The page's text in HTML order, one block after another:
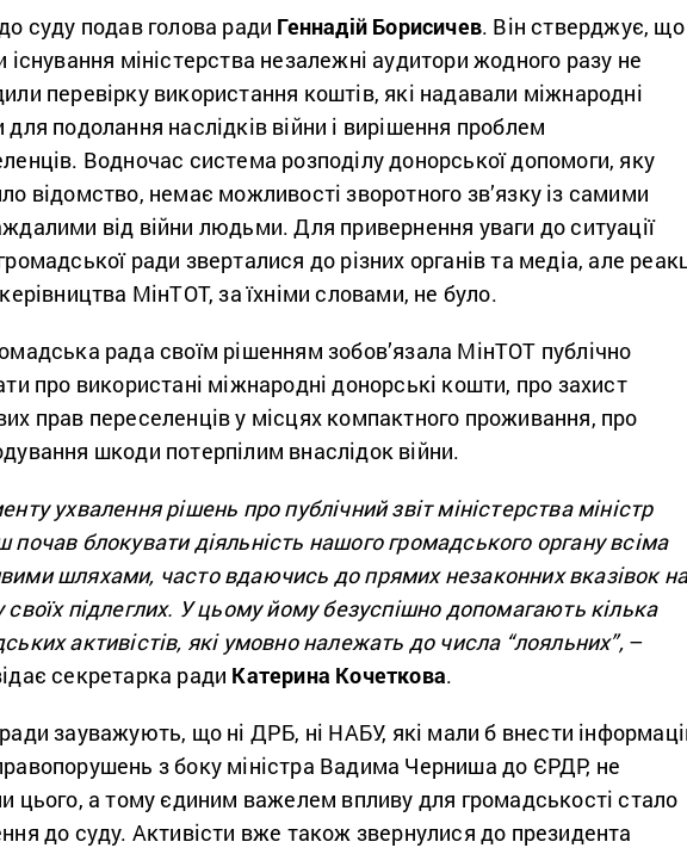
суду подав голова ради Геннадій Борисичев. Він стверджує, що
існування міністерства незалежні аудитори жодного разу не
перевірку використання коштів, які надавали міжнародні
для подолання наслідків війни і вирішення проблем
Водночас система розподілу донорської допомоги, яку
відомство, немає можливості зворотного зв’язку із самими
від війни людьми. Для привернення уваги до ситуації
ради зверталися до різних органів та медіа, але
МінТОТ, за їхніми словами, не було.
рада своїм рішенням зобов’язала МінТОТ публічно
про використані міжнародні донорські кошти, про захист
прав переселенців у місцях компактного проживання, про
шкоди потерпілим внаслідок війни.
ухвалення рішень про публічний звіт міністерства міністр
почав блокувати діяльність нашого громадського органу всіма
шляхами, часто вдаючись до прямих незаконних вказівок
своїх підлеглих. У цьому йому безуспішно допомагають кілька
активістів, які умовно належать до числа “лояльних”,–
секретарка ради Катерина Кочеткова.
зауважують, що ні ДРБ, ні НАБУ, які мали б внести
з боку міністра Вадима Черниша до ЄРДР, не
цього, а тому єдиним важелем впливу для громадськості стало
до суду. Активісти вже також звернулися до президента